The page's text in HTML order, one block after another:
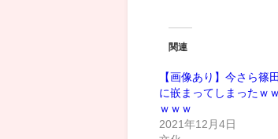
関連
【画像あり】今さら篠
に嵌まってしまったｗ
ｗｗｗ
2021年12月4日